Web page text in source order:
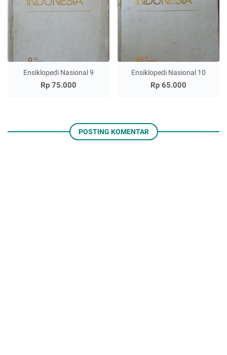
Ensiklopedi Nasional 9
Rp 75.000
Ensiklopedi Nasional 10
Rp 65.000
POSTING KOMENTAR